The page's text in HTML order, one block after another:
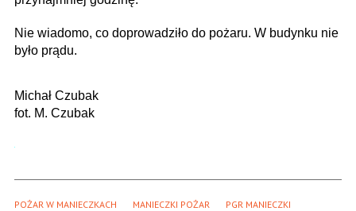
Nie wiadomo, co doprowadziło do pożaru. W budynku nie
było prądu.
Michał Czubak
fot. M. Czubak
POŻAR W MANIECZKACH MANIECZKI POŻAR PGR MANIECZKI